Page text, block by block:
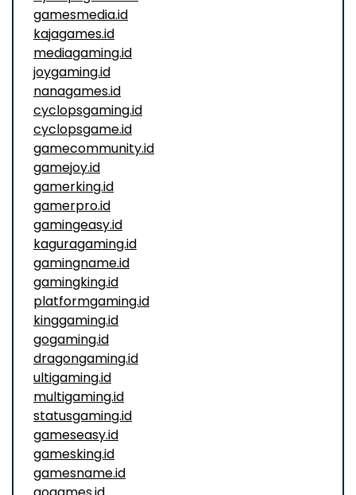
gamesmedia.id
kajagames.id
mediagaming.id
joygaming.id
nanagames.id
cyclopsgaming.id
cyclopsgame.id
gamecommunity.id
gamejoy.id
gamerking.id
gamerpro.id
gamingeasy.id
kaguragaming.id
gamingname.id
gamingking.id
platformgaming.id
kinggaming.id
gogaming.id
dragongaming.id
ultigaming.id
multigaming.id
statusgaming.id
gameseasy.id
gamesking.id
gamesname.id